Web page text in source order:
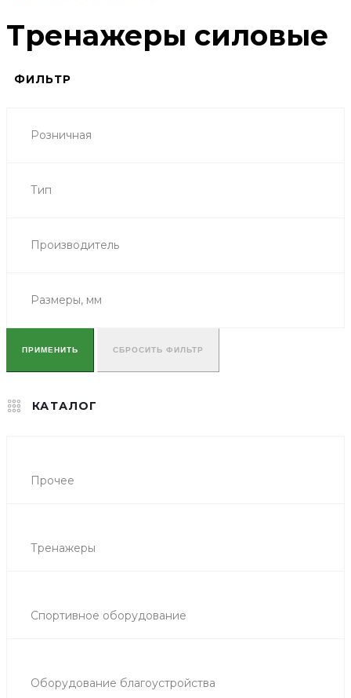
Тренажеры силовые
ФИЛЬТР
Розничная
Тип
Производитель
Размеры, мм
ПРИМЕНИТЬ СБРОСИТЬ ФИЛЬТР
КАТАЛОГ
Прочее
Тренажеры
Спортивное оборудование
Оборудование благоустройства